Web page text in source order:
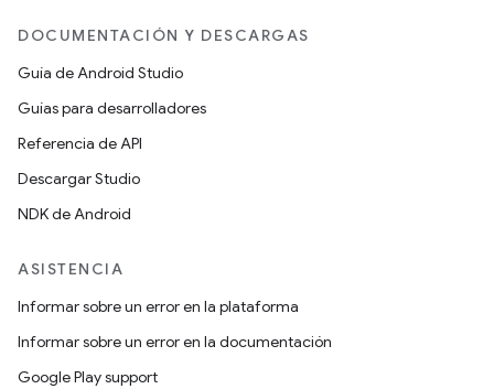
DOCUMENTACIÓN Y DESCARGAS
Guía de Android Studio
Guías para desarrolladores
Referencia de API
Descargar Studio
NDK de Android
ASISTENCIA
Informar sobre un error en la plataforma
Informar sobre un error en la documentación
Google Play support